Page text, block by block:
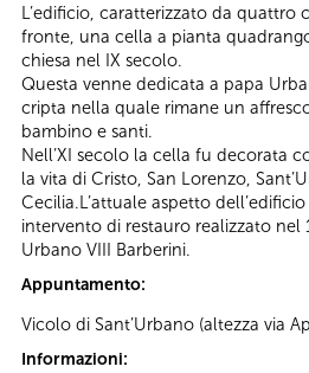
L’edificio, caratterizzato da quattro
fronte, una cella a pianta
chiesa nel IX secolo.
Questa venne dedicata a papa
cripta nella quale rimane un
bambino e santi.
Nell’XI secolo la cella fu decorata
la vita di Cristo, San Lorenzo,
Cecilia.L’attuale aspetto
intervento di restauro realizzato nel
Urbano VIII Barberini.
Appuntamento:
Vicolo di Sant’Urbano (altezza via
Informazioni: